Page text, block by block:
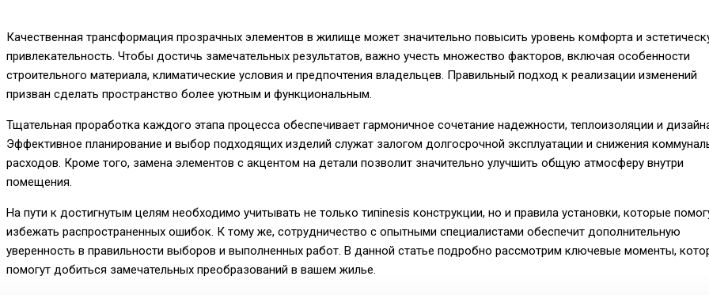
Качественная трансформация прозрачных элементов в жилище может значительно повысить уровень комфорта и
привлекательность. Чтобы достичь замечательных результатов, важно учесть множество факторов, включая особенности
строительного материала, климатические условия и предпочтения владельцев. Правильный подход к реализации изменений
призван сделать пространство более уютным и функциональным.
Тщательная проработка каждого этапа процесса обеспечивает гармоничное сочетание надежности, теплоизоляции и
Эффективное планирование и выбор подходящих изделий служат залогом долгосрочной эксплуатации и снижения
расходов. Кроме того, замена элементов с акцентом на детали позволит значительно улучшить общую атмосферу внутри
помещения.
На пути к достигнутым целям необходимо учитывать не только типinesis конструкции, но и правила установки, которые
избежать распространенных ошибок. К тому же, сотрудничество с опытными специалистами обеспечит дополнительную
уверенность в правильности выборов и выполненных работ. В данной статье подробно рассмотрим ключевые моменты,
помогут добиться замечательных преобразований в вашем жилье.